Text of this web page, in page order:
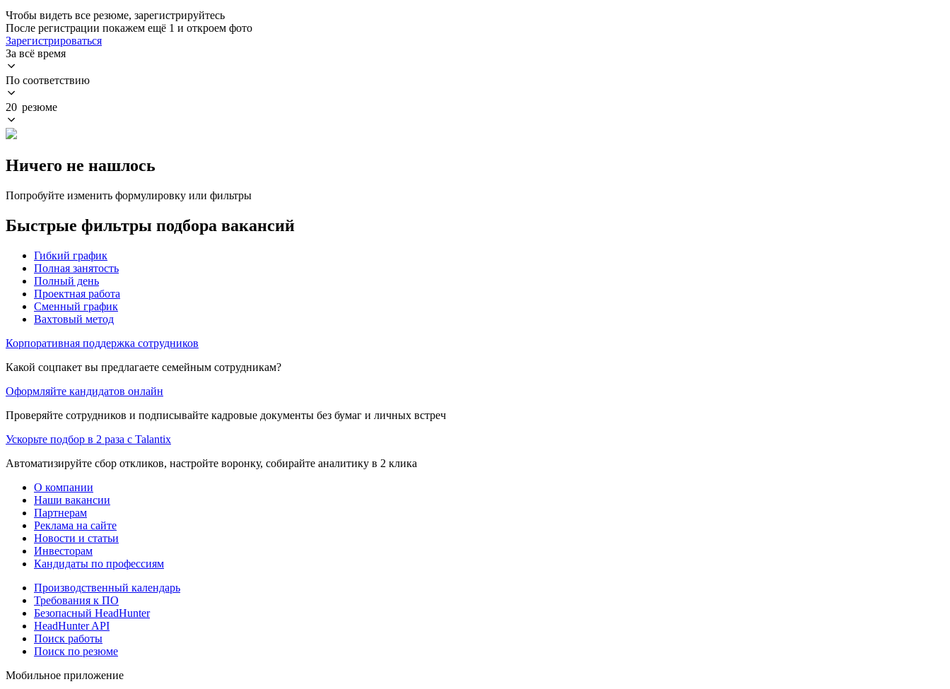
Чтобы видеть все резюме, зарегистрируйтесь
После регистрации покажем ещё 1 и откроем фото
Зарегистрироваться
За всё время
По соответствию
20 резюме
Ничего не нашлось
Попробуйте изменить формулировку или фильтры
Быстрые фильтры подбора вакансий
Гибкий график
Полная занятость
Полный день
Проектная работа
Сменный график
Вахтовый метод
Корпоративная поддержка сотрудников
Какой соцпакет вы предлагаете семейным сотрудникам?
Оформляйте кандидатов онлайн
Проверяйте сотрудников и подписывайте кадровые документы без бумаг и личных встреч
Ускорьте подбор в 2 раза с Talantix
Автоматизируйте сбор откликов, настройте воронку, собирайте аналитику в 2 клика
О компании
Наши вакансии
Партнерам
Реклама на сайте
Новости и статьи
Инвесторам
Кандидаты по профессиям
Производственный календарь
Требования к ПО
Безопасный HeadHunter
HeadHunter API
Поиск работы
Поиск по резюме
Мобильное приложение